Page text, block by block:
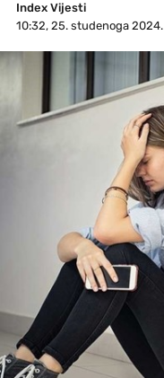
Index Vijesti
10:32, 25. studenoga 2024.